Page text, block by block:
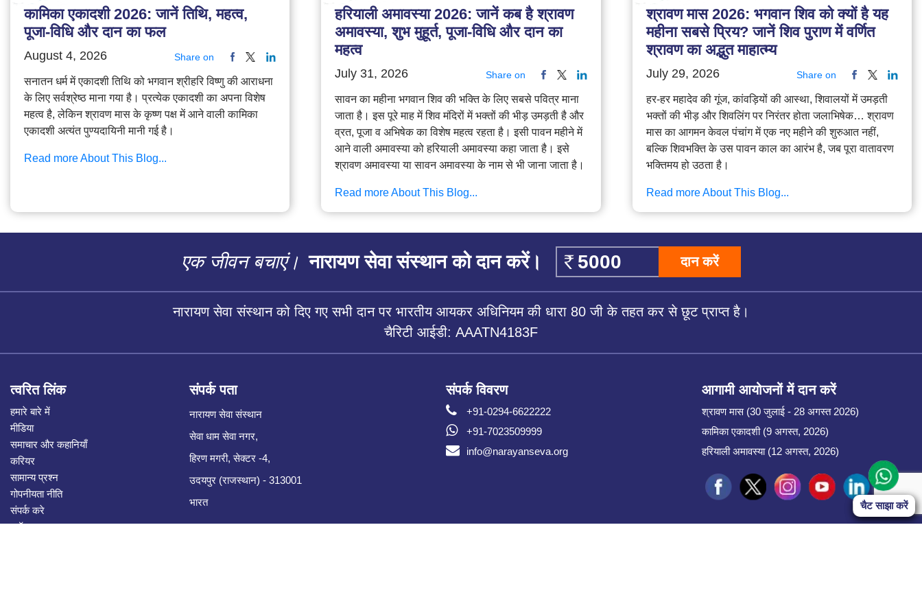
Start Chat
कामिका एकादशी 2026: जानें तिथि, महत्व,
पूजा-विधि और दान का फल
August 4, 2026 Share on
सनातन धर्म में एकादशी तिथि को भगवान श्रीहरि विष्णु की आराधना
के लिए सर्वश्रेष्ठ माना गया है। प्रत्येक एकादशी का अपना विशेष
महत्व है, लेकिन श्रावण मास के कृष्ण पक्ष में आने वाली कामिका
एकादशी अत्यंत पुण्यदायिनी मानी गई है।
Read more About This Blog...
हरियाली अमावस्या 2026: जानें कब है श्रावण
अमावस्या, शुभ मुहूर्त, पूजा-विधि और दान का
महत्व
July 31, 2026 Share on
सावन का महीना भगवान शिव की भक्ति के लिए सबसे पवित्र माना
जाता है। इस पूरे माह में शिव मंदिरों में भक्तों की भीड़ उमड़ती है और
व्रत, पूजा व अभिषेक का विशेष महत्व रहता है। इसी पावन महीने में
आने वाली अमावस्या को हरियाली अमावस्या कहा जाता है। इसे
श्रावण अमावस्या या सावन अमावस्या के नाम से भी जाना जाता है।
Read more About This Blog...
श्रावण मास 2026: भगवान शिव को क्यों है यह
महीना सबसे प्रिय? जानें शिव पुराण में वर्णित
श्रावण का अद्भुत माहात्म्य
July 29, 2026 Share on
हर-हर महादेव की गूंज, कांवड़ियों की आस्था, शिवालयों में उमड़ती
भक्तों की भीड़ और शिवलिंग पर निरंतर होता जलाभिषेक… श्रावण
मास का आगमन केवल पंचांग में एक नए महीने की शुरुआत नहीं,
बल्कि शिवभक्ति के उस पावन काल का आरंभ है, जब पूरा वातावरण
भक्तिमय हो उठता है।
Read more About This Blog...
चैट साझा करें
एक जीवन बचाएं। नारायण सेवा संस्थान को दान करें। दान करें
नारायण सेवा संस्थान को दिए गए सभी दान पर भारतीय आयकर अधिनियम की धारा 80 जी के तहत कर से छूट प्राप्त है।
चैरिटी आईडी: AAATN4183F
त्वरित लिंक
हमारे बारे में
मीडिया
समाचार और कहानियाँ
करियर
सामान्य प्रश्न
गोपनीयता नीति
संपर्क करे
ब्लॉग
संपर्क पता
नारायण सेवा संस्थान
सेवा धाम सेवा नगर,
हिरण मगरी, सेक्टर -4,
उदयपुर (राजस्थान) - 313001
भारत
संपर्क विवरण
+91-0294-6622222
+91-7023509999
info@narayanseva.org
आगामी आयोजनों में दान करें
श्रावण मास (30 जुलाई - 28 अगस्त 2026)
कामिका एकादशी (9 अगस्त, 2026)
हरियाली अमावस्या (12 अगस्त, 2026)